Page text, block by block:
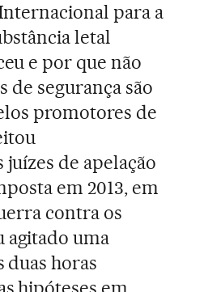
para a
letal
e por que não
de segurança são
promotores de
de apelação
em 2013, em
contra os
agitado uma
duas horas